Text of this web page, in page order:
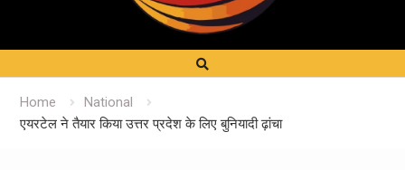
Home
National
एयरटेल ने तैयार किया उत्तर प्रदेश के लिए बुनियादी ढ़ांचा